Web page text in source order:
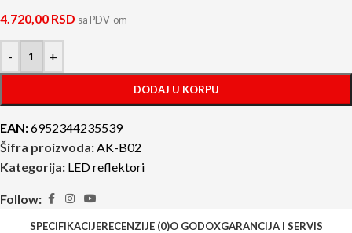
4.720,00 RSD sa PDV-om
- +
DODAJ U KORPU
EAN:6952344235539
Šifra proizvoda: AK-B02
Kategorija: LED reflektori
Follow:
SPECIFIKACIJERECENZIJE (0)O GODOXGARANCIJA I SERVIS